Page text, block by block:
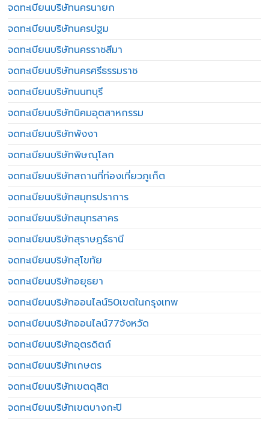
จดทะเบียนบริษัทนครนายก
จดทะเบียนบริษัทนครปฐม
จดทะเบียนบริษัทนครราชสีมา
จดทะเบียนบริษัทนครศรีธรรมราช
จดทะเบียนบริษัทนนทบุรี
จดทะเบียนบริษัทนิคมอุตสาหกรรม
จดทะเบียนบริษัทพังงา
จดทะเบียนบริษัทพิษณุโลก
จดทะเบียนบริษัทสถานที่ท่องเที่ยวภูเก็ต
จดทะเบียนบริษัทสมุทรปราการ
จดทะเบียนบริษัทสมุทรสาคร
จดทะเบียนบริษัทสุราษฎร์ธานี
จดทะเบียนบริษัทสุโขทัย
จดทะเบียนบริษัทอยุธยา
จดทะเบียนบริษัทออนไลน์50เขตในกรุงเทพ
จดทะเบียนบริษัทออนไลน์77จังหวัด
จดทะเบียนบริษัทอุตรดิตถ์
จดทะเบียนบริษัทเกษตร
จดทะเบียนบริษัทเขตดุสิต
จดทะเบียนบริษัทเขตบางกะปิ